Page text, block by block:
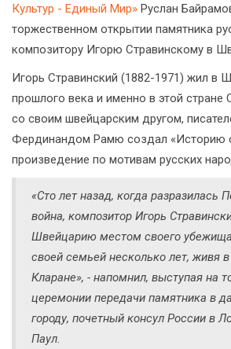
Культур - Единый Мир» Руслан
торжественном открытии памятника
композитору Игорю Стравинскому в
Игорь Стравинский (1882-1971) жил в
прошлого века и именно в этой стране
со своим швейцарским другом,
Фердинандом Рамю создал «Историю
произведение по мотивам русских
«Сто лет назад, когда разразилась
война, композитор Игорь
Швейцарию местом своего
своей семьей несколько лет, живя
Кларане», - напомнил, выступая на
церемонии передачи памятника в
городу, почетный консул России в
Паул.